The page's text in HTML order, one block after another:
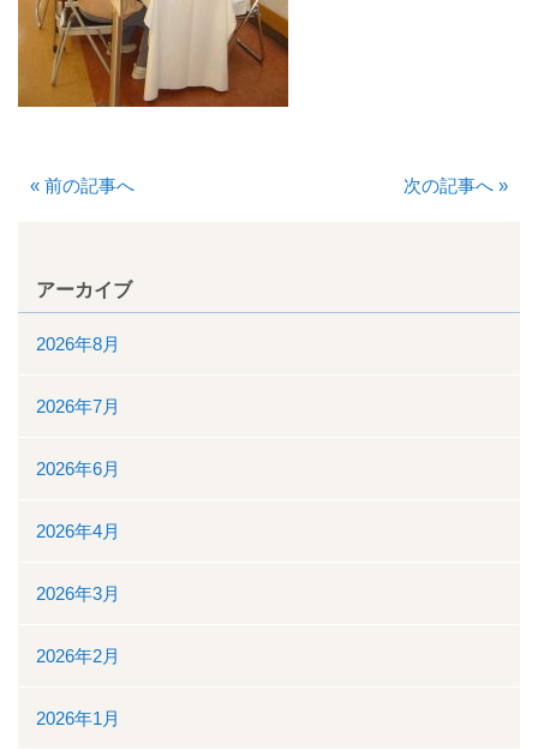
部門について
消化器センター
看護部
薬剤部
« 前の記事へ 次の記事へ »
アーカイブ
2026年8月
2026年7月
2026年6月
2026年4月
2026年3月
2026年2月
2026年1月